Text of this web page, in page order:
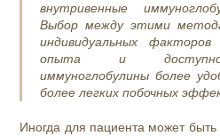
внутривенные
Выбор между этими
индивидуальных факторов
опыта и
иммуноглобулины более
более легких побочных
Иногда для пациента может